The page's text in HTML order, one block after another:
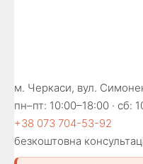
м. Черкаси, вул.
пн–пт: 10:00–18:00 · сб:
+38 073 704-53-92
безкоштовна